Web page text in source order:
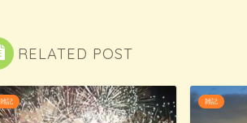
RELATED POST
雑記 雑記